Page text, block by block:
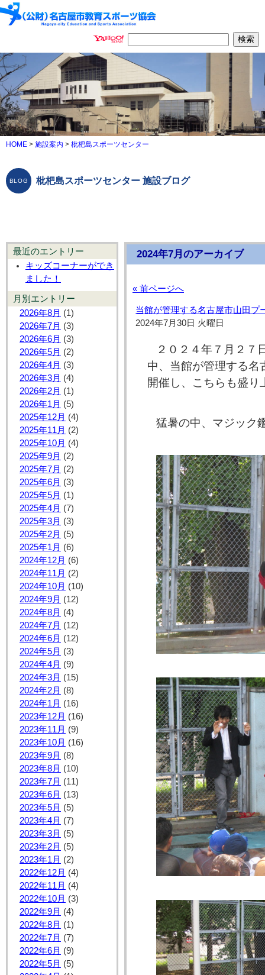
HOME > 施設案内 > 枇杷島スポーツセンター
枇杷島スポーツセンター 施設ブログ
最近のエントリー
キッズコーナーができ
ました！
月別エントリー
2026年8月 (1)
2026年7月 (3)
2026年6月 (3)
2026年5月 (2)
2026年4月 (3)
2026年3月 (4)
2026年2月 (1)
2026年1月 (5)
2025年12月 (4)
2025年11月 (2)
2025年10月 (4)
2025年9月 (2)
2025年7月 (2)
2025年6月 (3)
2025年5月 (1)
2025年4月 (7)
2025年3月 (3)
2025年2月 (5)
2025年1月 (6)
2024年12月 (6)
2024年11月 (2)
2024年10月 (10)
2024年9月 (12)
2024年8月 (4)
2024年7月 (12)
2024年6月 (12)
2024年5月 (3)
2024年4月 (9)
2024年3月 (15)
2024年2月 (8)
2024年1月 (16)
2023年12月 (16)
2023年11月 (9)
2023年10月 (16)
2023年9月 (8)
2023年8月 (10)
2023年7月 (11)
2023年6月 (13)
2023年5月 (5)
2023年4月 (7)
2023年3月 (5)
2023年2月 (5)
2023年1月 (2)
2022年12月 (4)
2022年11月 (4)
2022年10月 (3)
2022年9月 (4)
2022年8月 (1)
2022年7月 (7)
2022年6月 (9)
2022年5月 (5)
2024年7月のアーカイブ
« 前ページへ
当館が管理する名古屋市山田プ
2024年7月30日 火曜日
２０２４年７月２７
中、当館が管理する名
開催し、こちらも盛り
猛暑の中、マジック